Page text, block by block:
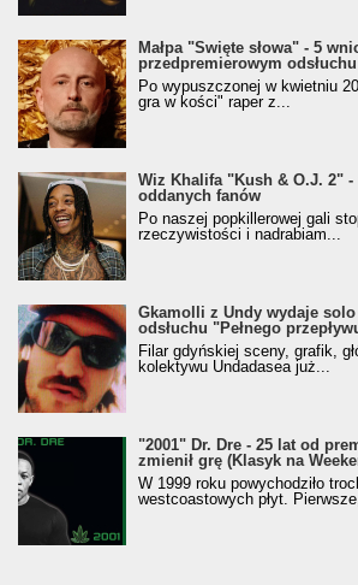
Małpa "Święte słowa" - 5
przedpremierowym odsłuchu
Po wypuszczonej w kwietniu
gra w kości" raper z...
Wiz Khalifa "Kush & O.J. 2"
oddanych fanów
Po naszej popkillerowej gali
rzeczywistości i nadrabiam...
Gkamolli z Undy wydaje
odsłuchu "Pełnego
Filar gdyńskiej sceny, grafik,
kolektywu Undadasea już...
"2001" Dr. Dre - 25 lat od
zmienił grę (Klasyk na
W 1999 roku powychodziło
westcoastowych płyt.